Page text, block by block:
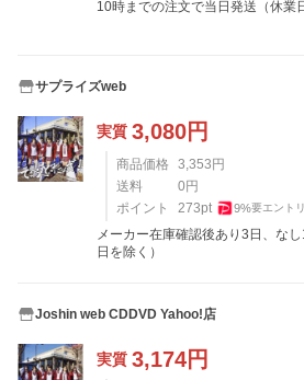
10時までの注文で当日発送（休業
サプライズweb
実質 3,080円
商品価格 3,353 円
送料
0 円
ポイント
273pt 9%要エント
メーカー在庫確認後あり3日、な
日を除く）
Joshin web CDDVD Yahoo!店
実質 3,174円